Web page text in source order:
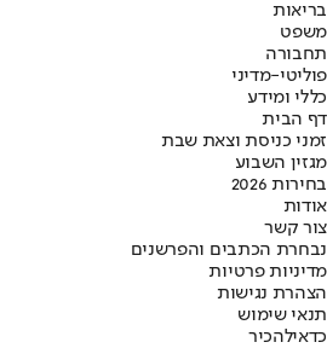
בריאות
משפט
תחבורה
פוליטי-מדיני
כללי ומידע
דף הבית
זמני כניסת וצאת שבת
מגזין השבוע
בחירות 2026
אודות
צור קשר
נבחרת הכתבים והפרשנים
מדיניות פרטיות
הצהרת נגישות
תנאי שימוש
כדאילהכיר